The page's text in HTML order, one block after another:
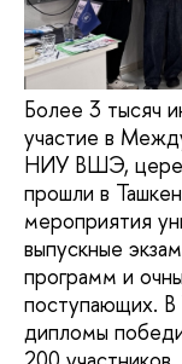
Более 3 тысяч
участие в
НИУ ВШЭ,
прошли в
мероприятия
выпускные
программ и
поступающих. В
дипломы